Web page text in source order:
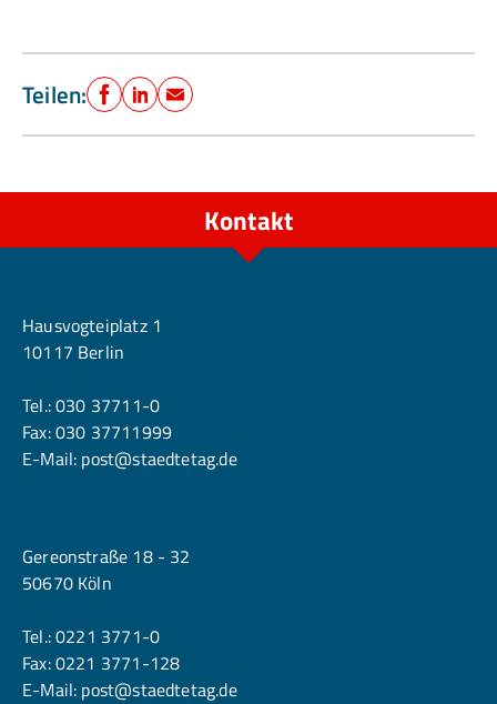
Teilen: Facebook
LinkedIn
E-Mail
Kontakt
Hausvogteiplatz 1
10117 Berlin
Tel.:030 37711-0
Fax: 030 37711999
E-Mail: post@staedtetag.de
Gereonstraße 18 - 32
50670 Köln
Tel.:0221 3771-0
Fax: 0221 3771-128
E-Mail: post@staedtetag.de